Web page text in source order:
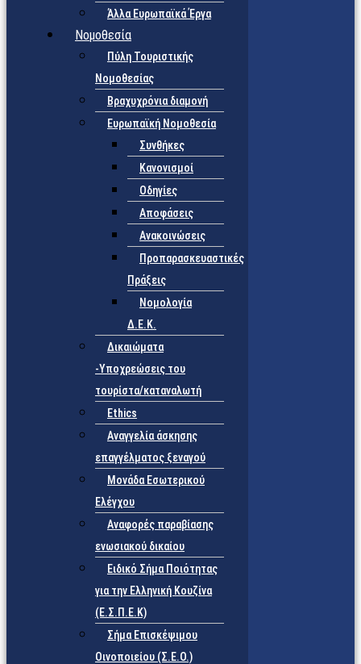
Άλλα Ευρωπαϊκά Έργα
Νομοθεσία
Πύλη Τουριστικής
Νομοθεσίας
Βραχυχρόνια διαμονή
Ευρωπαϊκή Νομοθεσία
Συνθήκες
Κανονισμοί
Οδηγίες
Αποφάσεις
Ανακοινώσεις
Προπαρασκευαστικές
Πράξεις
Νομολογία
Δ.Ε.Κ.
Δικαιώματα
-Υποχρεώσεις του
τουρίστα/καταναλωτή
Ethics
Αναγγελία άσκησης
επαγγέλματος ξεναγού
Μονάδα Εσωτερικού
Ελέγχου
Αναφορές παραβίασης
ενωσιακού δικαίου
Ειδικό Σήμα Ποιότητας
για την Ελληνική Κουζίνα
(Ε.Σ.Π.Ε.Κ)
Σήμα Επισκέψιμου
Οινοποιείου (Σ.Ε.Ο.)